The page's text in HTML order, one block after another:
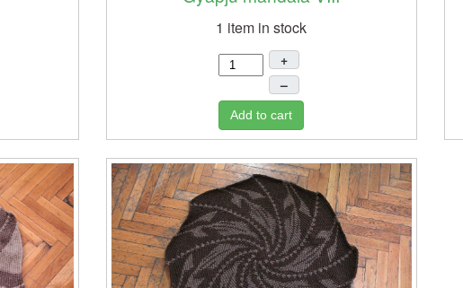
1 item in stock
+
–
Add to cart